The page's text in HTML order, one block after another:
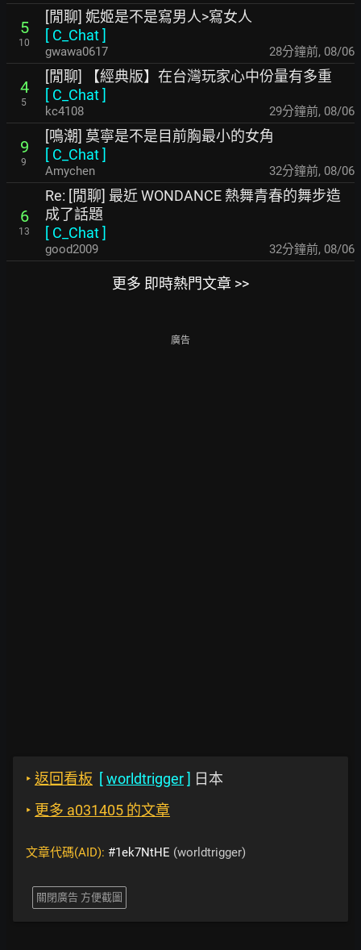
5
10
[閒聊] 妮姬是不是寫男人>寫女人
[ C_Chat]
gwawa0617 28分鐘前, 08/06
4
5
[閒聊] 【經典版】在台灣玩家心中份量有多重
[ C_Chat]
kc4108 29分鐘前, 08/06
9
9
[鳴潮] 莫寧是不是目前胸最小的女角
[ C_Chat]
Amychen 32分鐘前, 08/06
6
13
Re: [閒聊] 最近 WONDANCE 熱舞青春的舞步造
成了話題
[ C_Chat]
good2009 32分鐘前, 08/06
更多 即時熱門文章 >>
廣告
‣ 返回看板 [worldtrigger] 日本
‣ 更多 a031405 的文章
文章代碼(AID): #1ek7NtHE (worldtrigger)
關閉廣告 方便截圖